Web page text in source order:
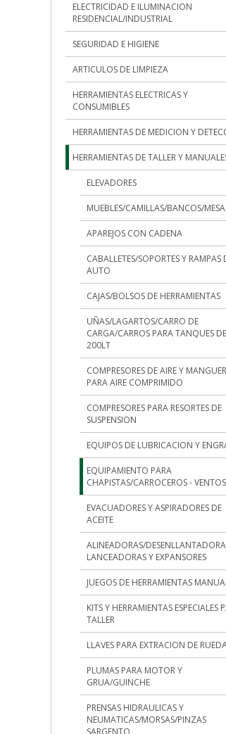
ELECTRICIDAD E ILUMINACION
RESIDENCIAL/INDUSTRIAL
SEGURIDAD E HIGIENE
ARTICULOS DE LIMPIEZA
HERRAMIENTAS ELECTRICAS Y
CONSUMIBLES
HERRAMIENTAS DE MEDICION Y
HERRAMIENTAS DE TALLER Y
ELEVADORES
MUEBLES/CAMILLAS/BANCOS/
APAREJOS CON CADENA
CABALLETES/SOPORTES Y RAMPAS
AUTO
CAJAS/BOLSOS DE HERRAMIENTAS
UÑAS/LAGARTOS/CARRO DE
CARGA/CARROS PARA TANQUES DE
200LT
COMPRESORES DE AIRE Y
PARA AIRE COMPRIMIDO
COMPRESORES PARA RESORTES DE
SUSPENSION
EQUIPOS DE LUBRICACION Y
EQUIPAMIENTO PARA
CHAPISTAS/CARROCEROS -
EVACUADORES Y ASPIRADORES DE
ACEITE
ALINEADORAS/
LANCEADORAS Y EXPANSORES
JUEGOS DE HERRAMIENTAS
KITS Y HERRAMIENTAS ESPECIALES
TALLER
LLAVES PARA EXTRACION DE
PLUMAS PARA MOTOR Y
GRUA/GUINCHE
PRENSAS HIDRAULICAS Y
NEUMATICAS/MORSAS/PINZAS
SARGENTO